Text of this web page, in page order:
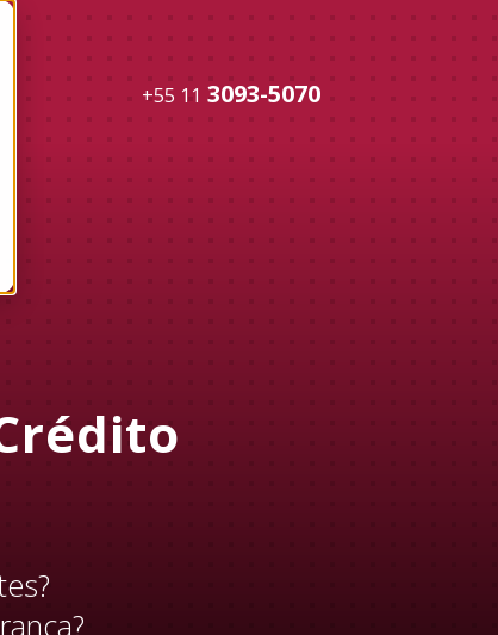
+55 11 3093-5070